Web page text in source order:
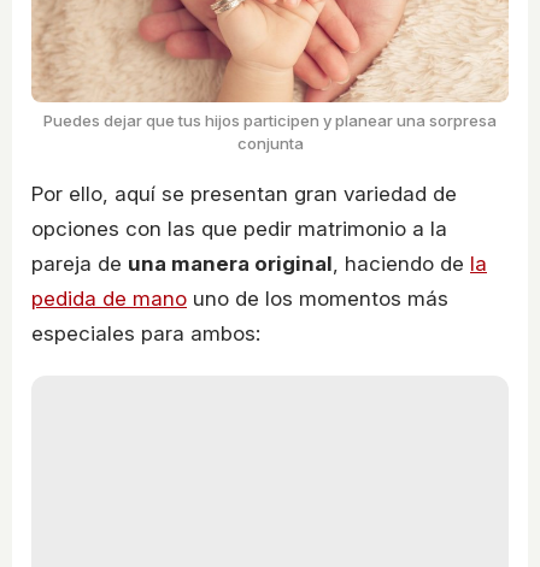
Puedes dejar que tus hijos participen y planear una sorpresa
conjunta
Por ello, aquí se presentan gran variedad de
opciones con las que pedir matrimonio a la
pareja de una manera original, haciendo de la
pedida de mano uno de los momentos más
especiales para ambos: